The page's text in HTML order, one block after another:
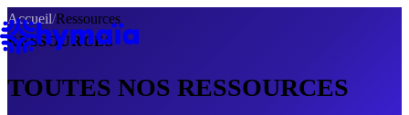
Accueil/Ressources
RESSOURCES
TOUTES NOS RESSOURCES
Panneau de gestion des cookies